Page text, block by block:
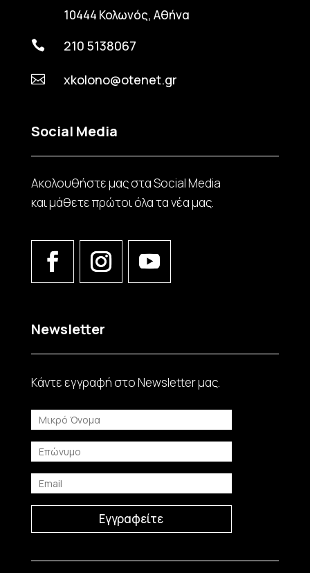
10444 Κολωνός, Αθήνα
 210 5138067
 xkolono@otenet.gr
Social Media
Ακολουθήστε μας στα Social Media
και μάθετε πρώτοι όλα τα νέα μας.
Newsletter
Κάντε εγγραφή στο Νewsletter μας.
Εγγραφείτε